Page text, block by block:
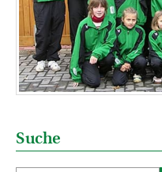
Suche